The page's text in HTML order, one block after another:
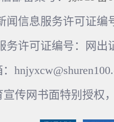
闻信息服务许可证编
务许可证编号：网出
宣传网书面特别授权